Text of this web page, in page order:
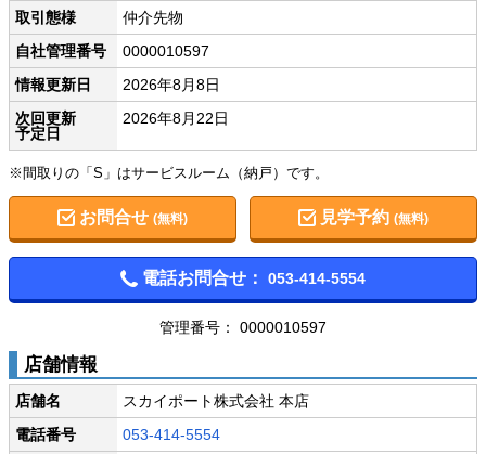
取引態様
仲介先物
自社管理番号
0000010597
情報更新日
2026年8月8日
次回更新
予定日
2026年8月22日
※間取りの「S」はサービスルーム（納戸）です。
お問合せ (無料) 見学予約(無料)
電話お問合せ： 053-414-5554
管理番号： 0000010597
店舗情報
店舗名
スカイポート株式会社 本店
電話番号
053-414-5554